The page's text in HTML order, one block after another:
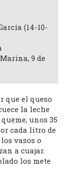
(14-10-
9 de
que el queso
la leche
unos 35
cada litro de
vasos o
a cuajar.
los mete